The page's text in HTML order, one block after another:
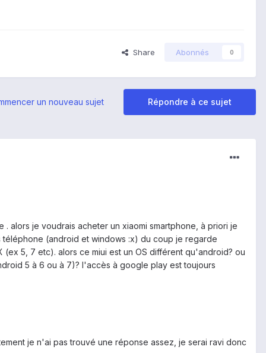
Share Abonnés 0
Répondre à ce sujet
un nouveau sujet
alors je voudrais acheter un xiaomi smartphone, à priori je
téléphone (android et windows :x) du coup je regarde
5, 7 etc). alors ce miui est un OS différent qu'android? ou
5 à 6 ou à 7)? l'accès à google play est toujours
je n'ai pas trouvé une réponse assez, je serai ravi donc